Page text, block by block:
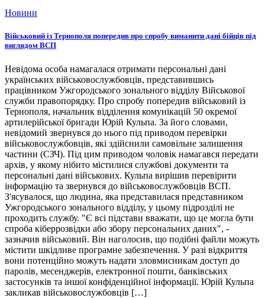
Новини
Військовий із Тернополя попередив про спробу виманити дані бійців під
виглядом ВСП
Невідома особа намагалася отримати персональні дані
українських військовослужбовців, представившись
працівником Ужгородського зонального відділу Військової
служби правопорядку. Про спробу попередив військовий із
Тернополя, начальник відділення комунікацій 50 окремої
артилерійської бригади Юрій Кульпа. За його словами,
невідомий звернувся до нього під приводом перевірки
військовослужбовців, які здійснили самовільне залишення
частини (СЗЧ). Під цим приводом чоловік намагався передати
архів, у якому нібито містилися службові документи та
персональні дані військових. Кульпа вирішив перевірити
інформацію та звернувся до військовослужбовців ВСП.
З'ясувалося, що людина, яка представилася представником
Ужгородського зонального відділу, у цьому підрозділі не
проходить службу. "Є всі підстави вважати, що це могла бути
спроба кіберрозвідки або збору персональних даних", -
зазначив військовий. Він наголосив, що подібні файли можуть
містити шкідливе програмне забезпечення. У разі відкриття
вони потенційно можуть надати зловмисникам доступ до
паролів, месенджерів, електронної пошти, банківських
застосунків та іншої конфіденційної інформації. Юрій Кульпа
закликав військовослужбовців […]